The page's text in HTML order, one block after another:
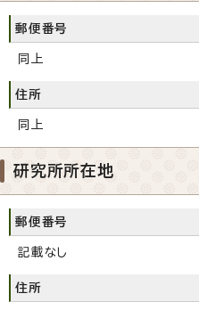
郵便番号
同上
住所
同上
研究所所在地
郵便番号
記載なし
住所